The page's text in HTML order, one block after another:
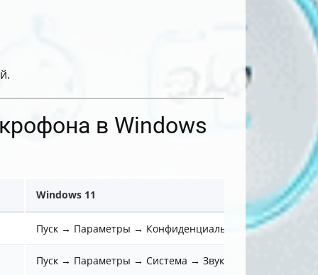
в Windows
Windows 11
Пуск → Параметры → Конфиденциальность и
Пуск → Параметры → Система → Звук → Вход